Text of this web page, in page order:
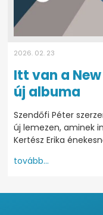
2026. 02. 23
Itt van a
új albuma
Szendőfi Péter
új lemezen, aminek
Kertész Erika
tovább...